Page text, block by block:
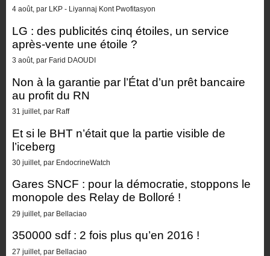
4 août, par LKP - Liyannaj Kont Pwofitasyon
LG : des publicités cinq étoiles, un service
après-vente une étoile ?
3 août, par Farid DAOUDI
Non à la garantie par l’État d’un prêt bancaire
au profit du RN
31 juillet, par Raff
Et si le BHT n’était que la partie visible de
l’iceberg
30 juillet, par EndocrineWatch
Gares SNCF : pour la démocratie, stoppons le
monopole des Relay de Bolloré !
29 juillet, par Bellaciao
350000 sdf : 2 fois plus qu’en 2016 !
27 juillet, par Bellaciao